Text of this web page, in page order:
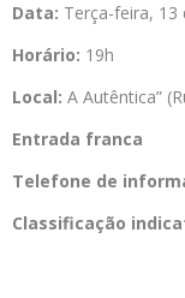
Data: Terça-feira, 13
Horário: 19h
Local: A Autêntica”
Entrada franca
Telefone de
Classificação